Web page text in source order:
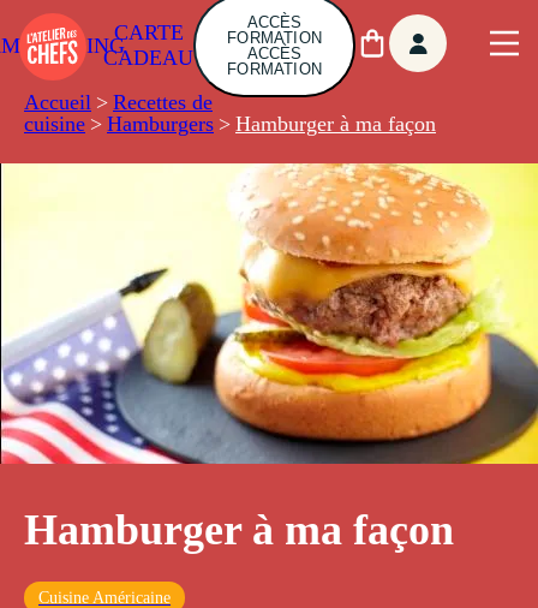
CARTE
CADEAU
ACCÈS
FORMATION
ACCÈS
FORMATION
Accueil > Recettes de
cuisine > Hamburgers > Hamburger à ma façon
Hamburger à ma façon
Cuisine Américaine